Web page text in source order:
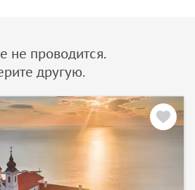
не проводится.
другую.